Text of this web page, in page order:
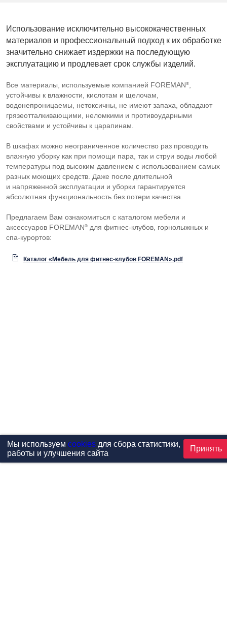
Использование исключительно высококачественных
материалов и профессиональный подход к их обработке
значительно снижает издержки на последующую
эксплуатацию и продлевает срок службы изделий.
Все материалы, используемые компанией FOREMAN®
устойчивы к влажности, кислотам и щелочам,
водонепроницаемы, нетоксичны, не имеют запаха, обладают
грязеотталкивающими, неломкими и противоударными
свойствами и устойчивы к царапинам.
В шкафах можно неограниченное количество раз проводить
влажную уборку как при помощи пара, так и струи воды любой
температуры под высоким давлением с использованием самых
разных моющих средств. Даже после длительной
и напряженной эксплуатации и уборки гарантируется
абсолютная функциональность без потери качества.
Предлагаем Вам ознакомиться с каталогом мебели и
аксессуаров FOREMAN® для фитнес-клубов, горнолыжных и
спа-курортов:
Каталог «Мебель для фитнес-клубов FOREMAN».pdf
Мы используем cookiesдля сбора статистики,
работы и улучшения сайта
Принять